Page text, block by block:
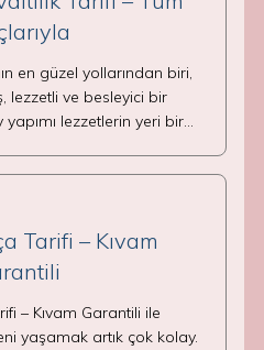
en güzel yollarından biri,
lezzetli ve besleyici bir
yapımı lezzetlerin yeri bir…
Tarifi – Kıvam
– Kıvam Garantili ile
yaşamak artık çok kolay.